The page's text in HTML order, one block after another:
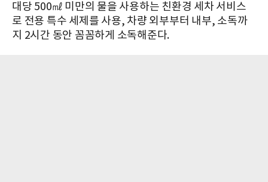
대당 500㎖ 미만의 물을 사용하는 친환경 세차 서비스
로 전용 특수 세제를 사용, 차량 외부부터 내부, 소독까
지 2시간 동안 꼼꼼하게 소독해준다.